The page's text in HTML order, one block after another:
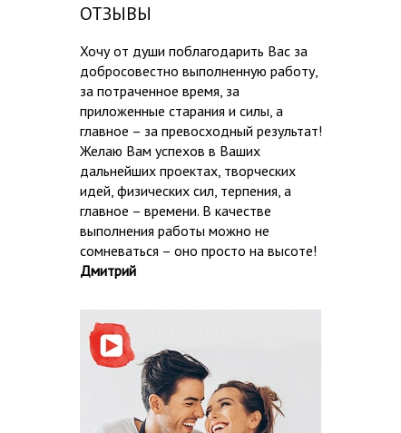
ОТЗЫВЫ
Хочу от души поблагодарить Вас за
добросовестно выполненную работу,
за потраченное время, за
приложенные старания и силы, а
главное – за превосходный результат!
Желаю Вам успехов в Ваших
дальнейших проектах, творческих
идей, физических сил, терпения, а
главное – времени. В качестве
выполнения работы можно не
сомневаться – оно просто на высоте!
Дмитрий